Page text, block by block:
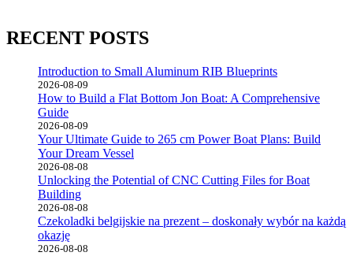
RECENT POSTS
Introduction to Small Aluminum RIB Blueprints
2026-08-09
How to Build a Flat Bottom Jon Boat: A Comprehensive
Guide
2026-08-09
Your Ultimate Guide to 265 cm Power Boat Plans: Build
Your Dream Vessel
2026-08-08
Unlocking the Potential of CNC Cutting Files for Boat
Building
2026-08-08
Czekoladki belgijskie na prezent – doskonały wybór na każdą
okazję
2026-08-08